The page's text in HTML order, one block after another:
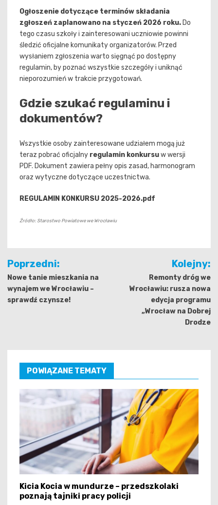
Ogłoszenie dotyczące terminów składania
zgłoszeń zaplanowano na styczeń 2026 roku. Do
tego czasu szkoły i zainteresowani uczniowie powinni
śledzić oficjalne komunikaty organizatorów. Przed
wysłaniem zgłoszenia warto sięgnąć po dostępny
regulamin, by poznać wszystkie szczegóły i uniknąć
nieporozumień w trakcie przygotowań.
Gdzie szukać regulaminu i
dokumentów?
Wszystkie osoby zainteresowane udziałem mogą już
teraz pobrać oficjalny regulamin konkursuw wersji
PDF. Dokument zawiera pełny opis zasad, harmonogram
oraz wytyczne dotyczące uczestnictwa.
REGULAMIN KONKURSU 2025-2026.pdf
Źródło: Starostwo Powiatowe we Wrocławiu
Nawigacja
wpisu
Poprzedni:
Nowe tanie mieszkania na
wynajem we Wrocławiu –
sprawdź czynsze!
Kolejny:
Remonty dróg we
Wrocławiu: rusza nowa
edycja programu
„Wrocław na Dobrej
Drodze
POWIĄZANE TEMATY
Kicia Kocia w mundurze – przedszkolaki
poznają tajniki pracy policji